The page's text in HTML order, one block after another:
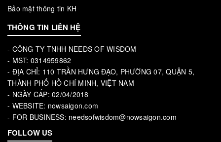
Bảo mật thông tin KH
THÔNG TIN LIÊN HỆ
- CÔNG TY TNHH NEEDS OF WISDOM
- MST: 0314959862
- ĐỊA CHỈ: 110 TRẦN HƯNG ĐẠO, PHƯỜNG 07, QUẬN 5,
THÀNH PHỐ HỒ CHÍ MINH, VIỆT NAM
- NGÀY CẤP: 02/04/2018
- WEBSITE: nowsaigon.com
- FOR BUSINESS: needsofwisdom@nowsaigon.com
FOLLOW US